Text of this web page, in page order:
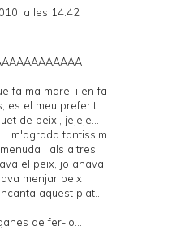
a les 14:42
fa ma mare, i en fa
es el meu preferit...
de peix', jejeje...
m'agrada tantissim
i als altres
el peix, jo anava
menjar peix
aquest plat...
de fer-lo...